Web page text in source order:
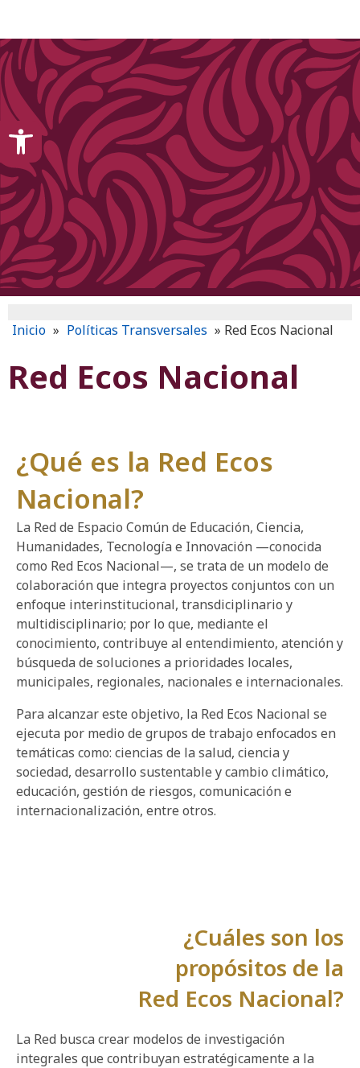
Inicio » Políticas Transversales » Red Ecos Nacional
Red Ecos Nacional
¿Qué es la Red Ecos
Nacional?
La Red de Espacio Común de Educación, Ciencia,
Humanidades, Tecnología e Innovación —conocida
como Red Ecos Nacional—, se trata de un modelo de
colaboración que integra proyectos conjuntos con un
enfoque interinstitucional, transdiciplinario y
multidisciplinario; por lo que, mediante el
conocimiento, contribuye al entendimiento, atención y
búsqueda de soluciones a prioridades locales,
municipales, regionales, nacionales e internacionales.
Para alcanzar este objetivo, la Red Ecos Nacional se
ejecuta por medio de grupos de trabajo enfocados en
temáticas como: ciencias de la salud, ciencia y
sociedad, desarrollo sustentable y cambio climático,
educación, gestión de riesgos, comunicación e
internacionalización, entre otros.
¿Cuáles son los
propósitos de la
Red Ecos Nacional?
La Red busca crear modelos de investigación
integrales que contribuyan estratégicamente a la
Open toolbar